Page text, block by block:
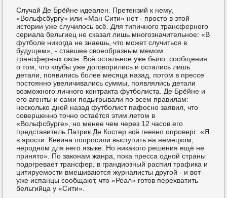
Случай Де Брёйне идеален. Претензий к нему,
«Вольфсбургу» или «Ман Сити» нет - просто в этой
истории уже случилось всё. Для типичного трансферного
сериала бельгиец не сказал лишь многозначительное: «В
футболе никогда не знаешь, что может случиться в
будущем», - ставшее своеобразным мемом
трансферных окон. Всё остальное уже было: сообщения
о том, что клубы уже договорились и остались лишь
детали, появились более месяца назад, потом в прессе
постоянно увеличивались суммы, появлялись детали
возможного личного контракта футболиста. Де Брёйне и
его агенты и сами подыгрывали по всем правилам:
несколько дней назад футболист пафосно заявил, что
совершенно точно остаётся этим летом в
«Вольфсбурге», но менее чем через 12 часов его
представитель Патрик Де Костер всё гневно опроверг: «Я
в ярости. Кевина попросили выступить на немецком,
неродном для него языке. Но никакого решения ещё не
принято». По законам жанра, пока пресса одной страны
подогревает трансфер, в грандиозный распил трафика и
цитируемости вмешиваются журналисты другой - и вот
уже испанцы сообщают, что «Реал» готов перехватить
бельгийца у «Сити».